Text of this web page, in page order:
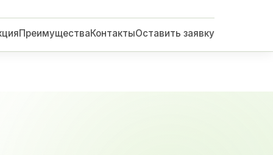
ПреимуществаКонтактыОставить заявку